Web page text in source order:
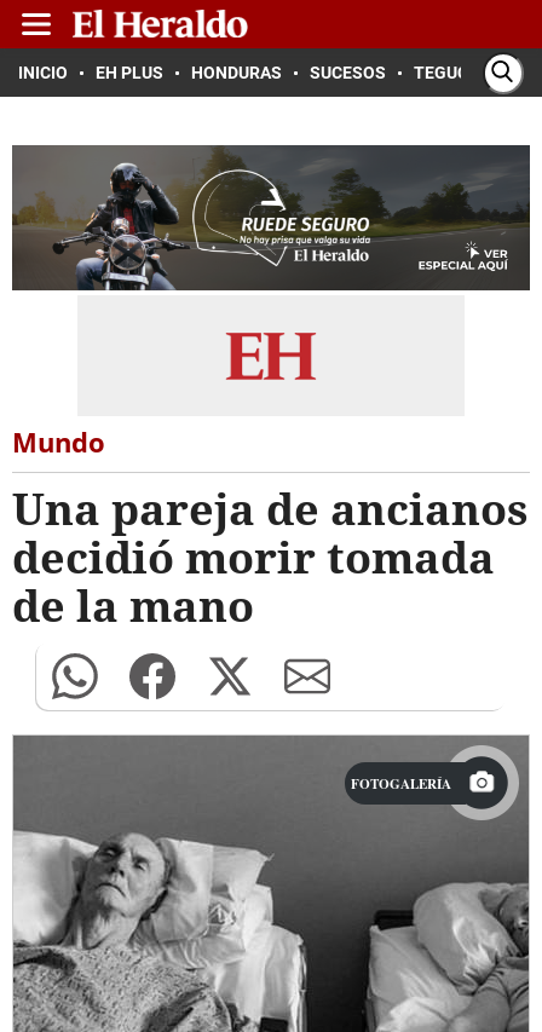
INICIO EH PLUS HONDURAS SUCESOS TEGUCIGALPA
Mundo
Una pareja de ancianos
decidió morir tomada
de la mano
FOTOGALERÍA